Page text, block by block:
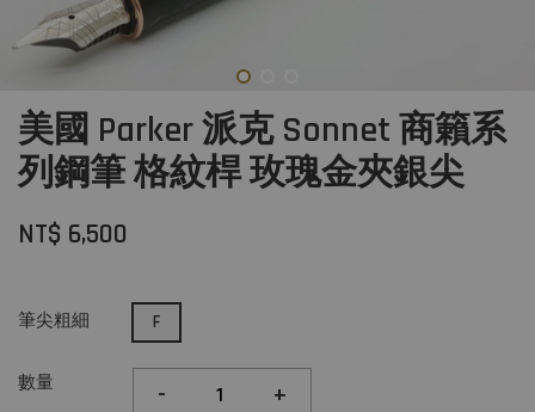
美國 Parker 派克 Sonnet 商籟系
列鋼筆 格紋桿 玫瑰金夾銀尖
NT$ 6,500
筆尖粗細 F
數量 - +